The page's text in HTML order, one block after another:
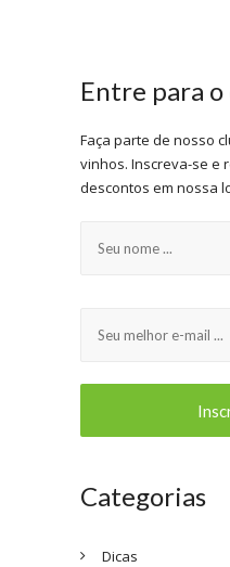
Entre para o
Faça parte de nosso
vinhos. Inscreva-se e
descontos em nossa
Categorias
Dicas